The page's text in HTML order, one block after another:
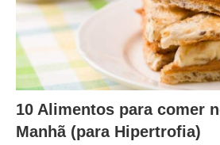
10 Alimentos para comer
Manhã (para Hipertrofia)